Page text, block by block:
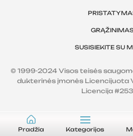
SUSISIEKITE SU
© 1999-2024 Visos teisės
dukterinės įmonės Licencijuota
Licencija
Pradžia Kategorijos